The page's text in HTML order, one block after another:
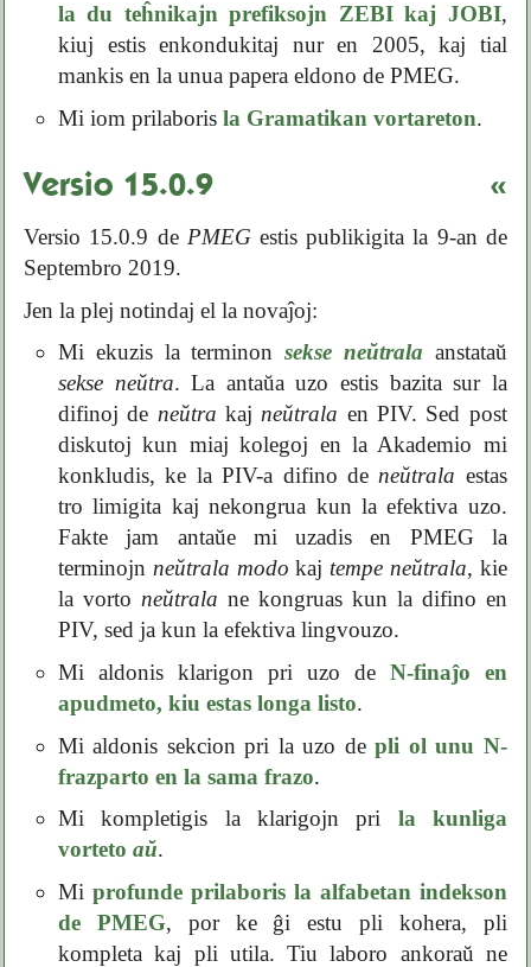
la du teĥnikajn prefiksojn ZEBI kaj JOBI,
kiuj estis enkondukitaj nur en 2005, kaj tial
mankis en la unua papera eldono de PMEG.
Mi iom prilaboris la Gramatikan vortareton.
Versio 15.0.9 «
Versio 15.0.9 de PMEGestis publikigita la 9-an de
Septembro 2019.
Jen la plej notindaj el la novaĵoj:
Mi ekuzis la terminonsekse neŭtrala anstataŭ
sekse neŭtra. La antaŭa uzo estis bazita sur la
difinoj de neŭtra kajneŭtrala en PIV. Sed post
diskutoj kun miaj kolegoj en la Akademio mi
konkludis, ke la PIV-a difino deneŭtrala estas
tro limigita kaj nekongrua kun la efektiva uzo.
Fakte jam antaŭe mi uzadis en PMEG la
terminojn neŭtrala modo kaj tempe neŭtrala, kie
la vorto neŭtrala ne kongruas kun la difino en
PIV, sed ja kun la efektiva lingvouzo.
Mi aldonis klarigon pri uzo de N-finaĵo en
apudmeto, kiu estas longa listo.
Mi aldonis sekcion pri la uzo depli ol unu N-
frazparto en la sama frazo.
Mi kompletigis la klarigojn pri la kunliga
vorteto aŭ.
Mi profunde prilaboris la alfabetan indekson
de PMEG, por ke ĝi estu pli kohera, pli
kompleta kaj pli utila. Tiu laboro ankoraŭ ne